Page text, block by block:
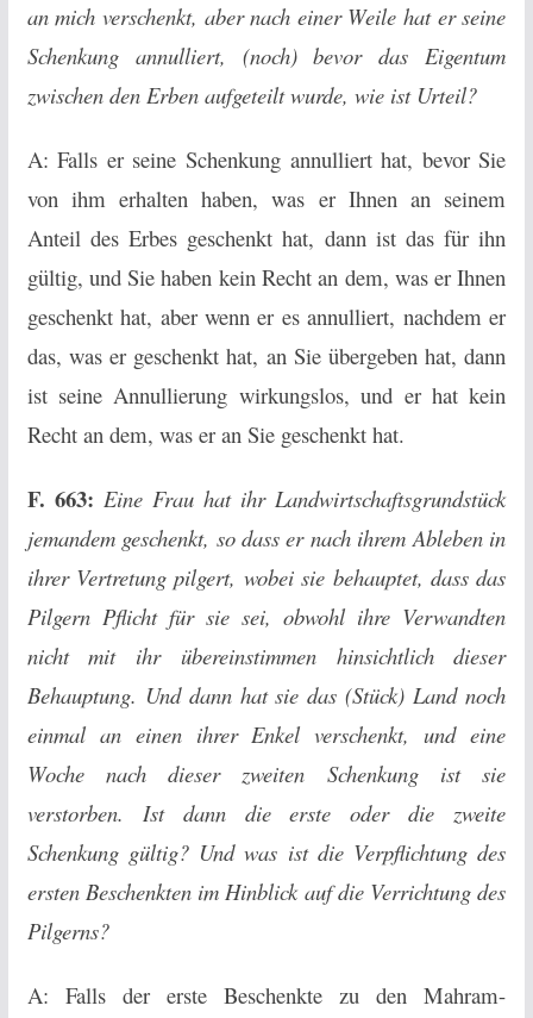
an mich verschenkt, aber nach einer Weile hat er seine
Schenkung annulliert, (noch) bevor das Eigentum
zwischen den Erben aufgeteilt wurde, wie ist Urteil?
A: Falls er seine Schenkung annulliert hat, bevor Sie
von ihm erhalten haben, was er Ihnen an seinem
Anteil des Erbes geschenkt hat, dann ist das für ihn
gültig, und Sie haben kein Recht an dem, was er Ihnen
geschenkt hat, aber wenn er es annulliert, nachdem er
das, was er geschenkt hat, an Sie übergeben hat, dann
ist seine Annullierung wirkungslos, und er hat kein
Recht an dem, was er an Sie geschenkt hat.
F. 663: Eine Frau hat ihr Landwirtschaftsgrundstück
jemandem geschenkt, so dass er nach ihrem Ableben in
ihrer Vertretung pilgert, wobei sie behauptet, dass das
Pilgern Pflicht für sie sei, obwohl ihre Verwandten
nicht mit ihr übereinstimmen hinsichtlich dieser
Behauptung. Und dann hat sie das (Stück) Land noch
einmal an einen ihrer Enkel verschenkt, und eine
Woche nach dieser zweiten Schenkung ist sie
verstorben. Ist dann die erste oder die zweite
Schenkung gültig? Und was ist die Verpflichtung des
ersten Beschenkten im Hinblick auf die Verrichtung des
Pilgerns?
A: Falls der erste Beschenkte zu den Mahram-